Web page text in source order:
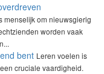
menselijk om nieuwsgierig
worden vaak
bent Leren voelen is
cruciale vaardigheid.